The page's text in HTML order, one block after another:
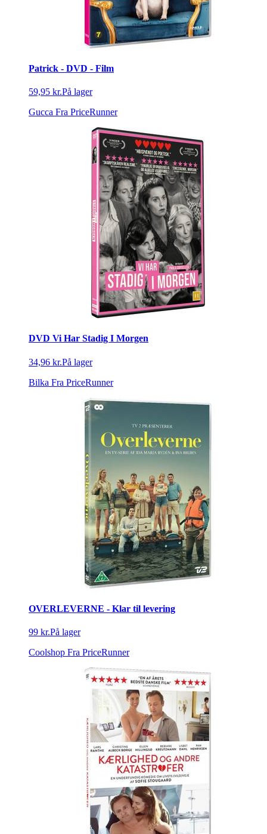
Patrick - DVD - Film
59,95 kr.På lager
Gucca Fra PriceRunner
DVD Vi Har Stadig I Morgen
34,96 kr.På lager
Bilka Fra PriceRunner
OVERLEVERNE - Klar til levering
99 kr.På lager
Coolshop Fra PriceRunner